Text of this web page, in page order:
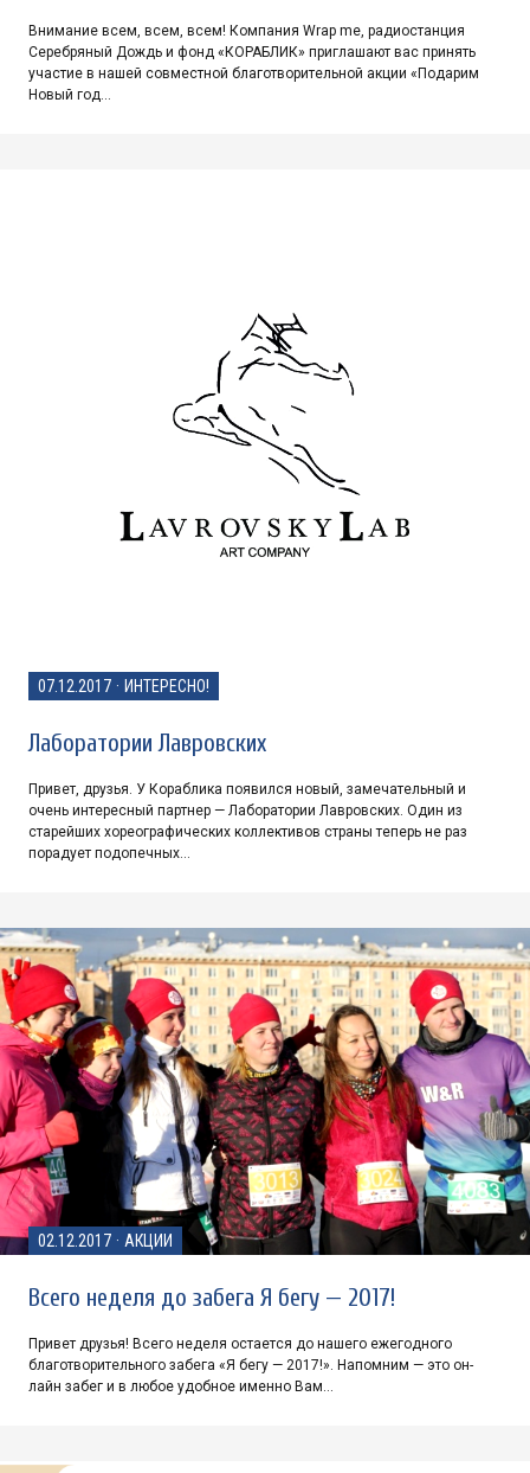
Внимание всем, всем, всем! Компания Wrap me, радиостанция
Серебряный Дождь и фонд «КОРАБЛИК» приглашают вас принять
участие в нашей совместной благотворительной акции «Подарим
Новый год…
07.12.2017 · ИНТЕРЕСНО!
Лаборатории Лавровских
Привет, друзья. У Кораблика появился новый, замечательный и
очень интересный партнер — Лаборатории Лавровских. Один из
старейших хореографических коллективов страны теперь не раз
порадует подопечных…
02.12.2017 · АКЦИИ
Всего неделя до забега Я бегу — 2017!
Привет друзья! Всего неделя остается до нашего ежегодного
благотворительного забега «Я бегу — 2017!». Напомним — это он-
лайн забег и в любое удобное именно Вам…